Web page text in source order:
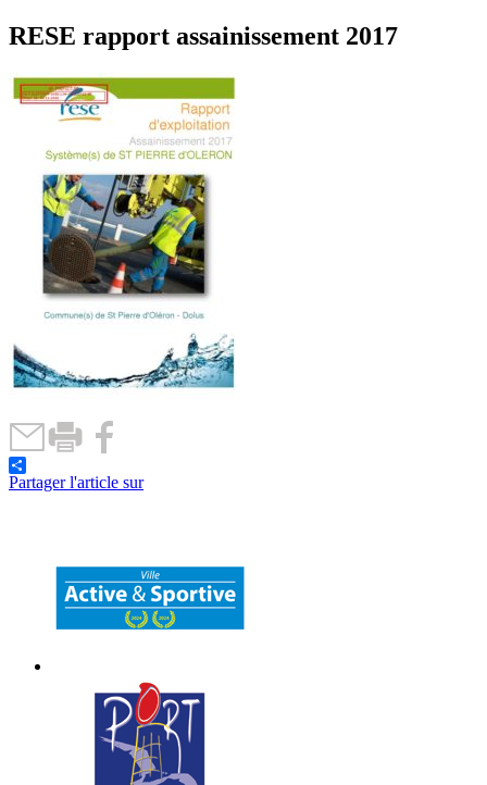
RESE rapport assainissement 2017
Partager l'article sur